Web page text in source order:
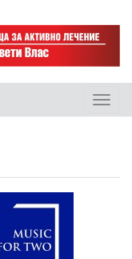
Toggle